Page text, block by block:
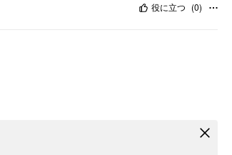
役に立つ (0)